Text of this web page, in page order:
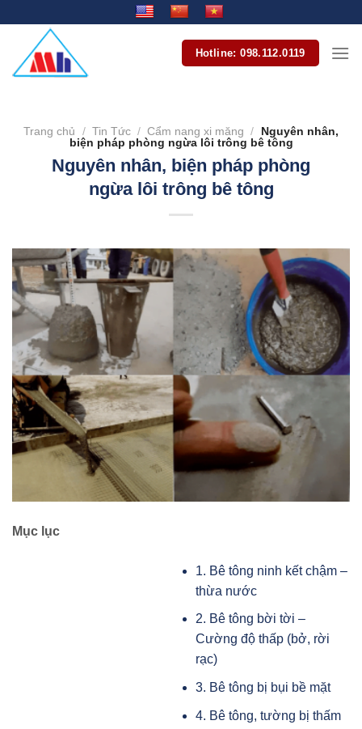
dung
Hotline: 098.112.0119
Trang chủ / Tin Tức / Cẩm nang xi măng /
Nguyên nhân,
biện pháp phòng ngừa lôi trông bê tông
Nguyên nhân, biện pháp phòng
ngừa lôi trông bê tông
Mục lục
1. Bê tông ninh kết chậm –
thừa nước
2. Bê tông bời tời –
Cường độ thấp (bở, rời
rạc)
3. Bê tông bị bụi bề mặt
4. Bê tông, tường bị thấm